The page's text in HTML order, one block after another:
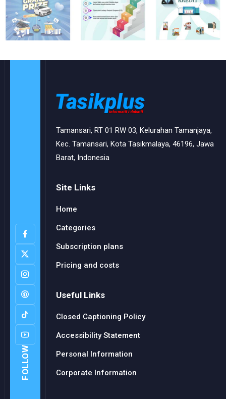
FOLLOW
Tamansari, RT 01 RW 03, Kelurahan Tamanjaya,
Kec. Tamansari, Kota Tasikmalaya, 46196, Jawa
Barat, Indonesia
Site Links
Home
Categories
Subscription plans
Pricing and costs
Useful Links
Closed Captioning Policy
Accessibility Statement
Personal Information
Corporate Information